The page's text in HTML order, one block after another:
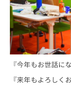
『今年もお世話に
『来年もよろしく